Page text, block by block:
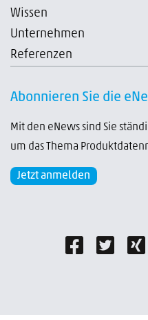
Wissen
Unternehmen
Referenzen
Abonnieren Sie die
Mit den eNews sind Sie
um das Thema
Jetzt anmelden